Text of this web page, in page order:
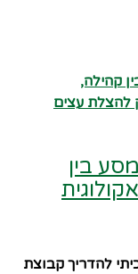
בין
להדריך קבוצת